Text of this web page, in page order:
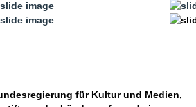
für Kultur und Medien,